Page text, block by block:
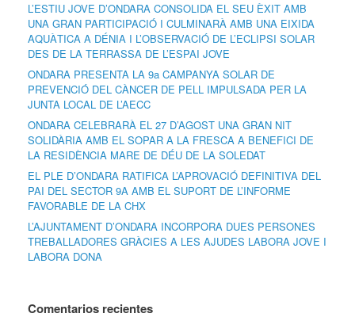
L’ESTIU JOVE D’ONDARA CONSOLIDA EL SEU ÈXIT AMB
UNA GRAN PARTICIPACIÓ I CULMINARÀ AMB UNA EIXIDA
AQUÀTICA A DÉNIA I L’OBSERVACIÓ DE L’ECLIPSI SOLAR
DES DE LA TERRASSA DE L’ESPAI JOVE
ONDARA PRESENTA LA 9a CAMPANYA SOLAR DE
PREVENCIÓ DEL CÀNCER DE PELL IMPULSADA PER LA
JUNTA LOCAL DE L’AECC
ONDARA CELEBRARÀ EL 27 D’AGOST UNA GRAN NIT
SOLIDÀRIA AMB EL SOPAR A LA FRESCA A BENEFICI DE
LA RESIDÈNCIA MARE DE DÉU DE LA SOLEDAT
EL PLE D’ONDARA RATIFICA L’APROVACIÓ DEFINITIVA DEL
PAI DEL SECTOR 9A AMB EL SUPORT DE L’INFORME
FAVORABLE DE LA CHX
L’AJUNTAMENT D’ONDARA INCORPORA DUES PERSONES
TREBALLADORES GRÀCIES A LES AJUDES LABORA JOVE I
LABORA DONA
Comentarios recientes